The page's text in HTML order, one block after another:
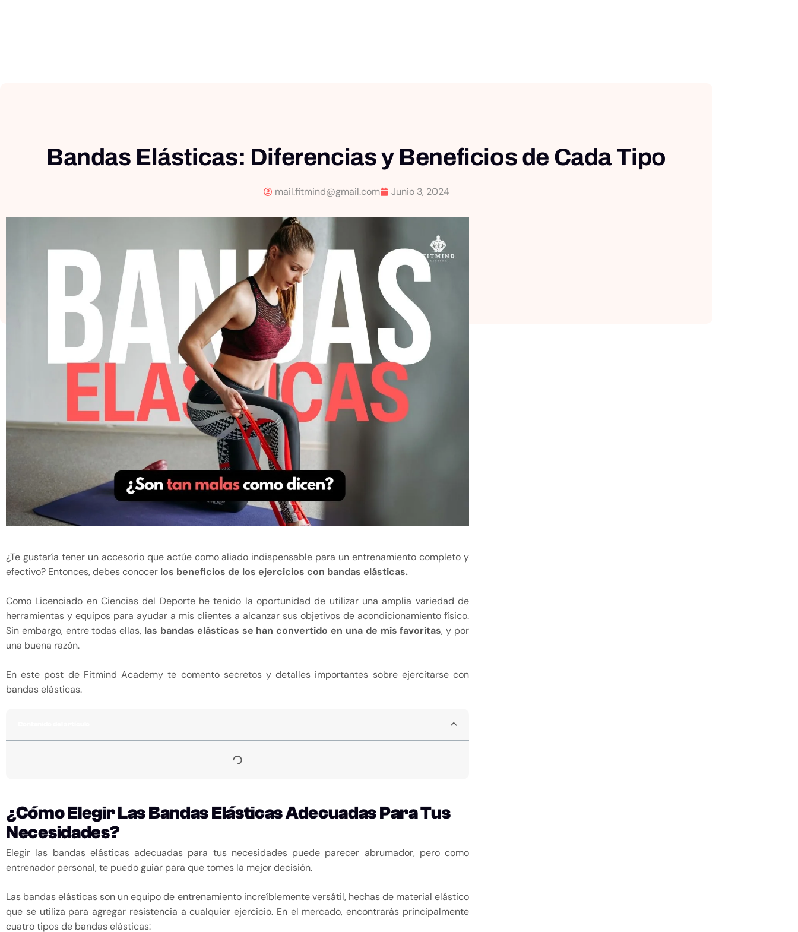
Bandas Elásticas: Diferencias y Beneficios de Cada Tipo
mail.fitmind@gmail.com Junio 3, 2024
¿Te gustaría tener un accesorio que actúe como aliado indispensable para un entrenamiento completo y
efectivo? Entonces, debes conocer los beneficios de los ejercicios con bandas elásticas.
Como Licenciado en Ciencias del Deporte he tenido la oportunidad de utilizar una amplia variedad de
herramientas y equipos para ayudar a mis clientes a alcanzar sus objetivos de acondicionamiento físico.
Sin embargo, entre todas ellas, las bandas elásticas se han convertido en una de mis favoritas, y por
una buena razón.
En este post de Fitmind Academy te comento secretos y detalles importantes sobre ejercitarse con
bandas elásticas.
¿Cómo Elegir Las Bandas Elásticas Adecuadas Para Tus
Necesidades?
Elegir las bandas elásticas adecuadas para tus necesidades puede parecer abrumador, pero como
entrenador personal, te puedo guiar para que tomes la mejor decisión.
Las bandas elásticas son un equipo de entrenamiento increíblemente versátil, hechas de material elástico
que se utiliza para agregar resistencia a cualquier ejercicio. En el mercado, encontrarás principalmente
cuatro tipos de bandas elásticas: